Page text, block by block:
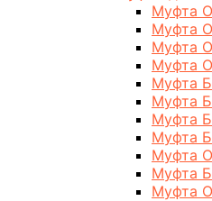
Муфта
Муфта
Муфта
Муфта
Муфта
Муфта
Муфта
Муфта
Муфта
Муфта
Муфта